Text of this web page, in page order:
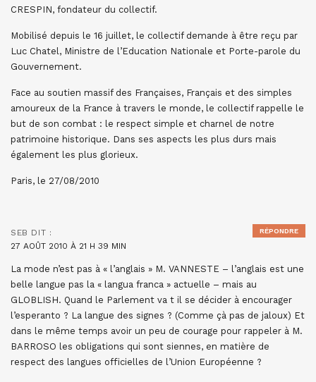
CRESPIN, fondateur du collectif.
Mobilisé depuis le 16 juillet, le collectif demande à être reçu par
Luc Chatel, Ministre de l’Education Nationale et Porte-parole du
Gouvernement.
Face au soutien massif des Françaises, Français et des simples
amoureux de la France à travers le monde, le collectif rappelle le
but de son combat : le respect simple et charnel de notre
patrimoine historique. Dans ses aspects les plus durs mais
également les plus glorieux.
Paris, le 27/08/2010
SEB DIT :
27 AOÛT 2010 À 21 H 39 MIN
La mode n’est pas à « l’anglais » M. VANNESTE – l’anglais est une
belle langue pas la « langua franca » actuelle – mais au
GLOBLISH. Quand le Parlement va t il se décider à encourager
l’esperanto ? La langue des signes ? (Comme çà pas de jaloux) Et
dans le même temps avoir un peu de courage pour rappeler à M.
BARROSO les obligations qui sont siennes, en matière de
respect des langues officielles de l’Union Européenne ?
RÉPONDRE